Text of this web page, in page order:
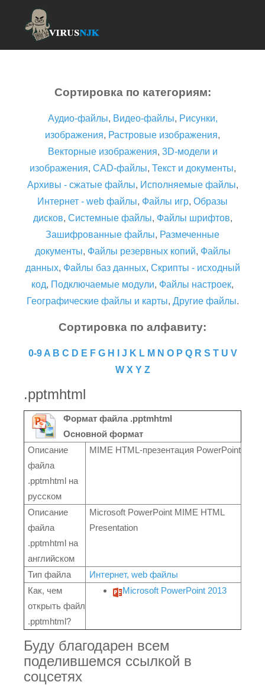
Сортировка по категориям:
Аудио-файлы, Видео-файлы, Рисунки,
изображения, Растровые изображения,
Векторные изображения, 3D-модели и
изображения, CAD-файлы, Текст и документы,
Архивы - сжатые файлы, Исполняемые файлы,
Интернет - web файлы, Файлы игр, Образы
дисков, Системные файлы, Файлы шрифтов,
Зашифрованные файлы, Размеченные
документы, Файлы резервных копий, Файлы
данных, Файлы баз данных, Скрипты - исходный
код, Подключаемые модули, Файлы настроек,
Географические файлы и карты, Другие файлы.
Сортировка по алфавиту:
0-9 A B C D E F G H J K L M N O P Q R S T U V
W X Y Z
.pptmhtml
Формат файла .pptmhtml
Основной формат
Описание
файла
.pptmhtml на
русском
MIME HTML-презентация PowerPoint
Описание
файла
.pptmhtml на
английском
Microsoft PowerPoint MIME HTML
Presentation
Тип файла
Интернет, web файлы
Как, чем
открыть файл
.pptmhtml?
Microsoft PowerPoint 2013
Буду благодарен всем
поделившемся ссылкой в
соцсетях